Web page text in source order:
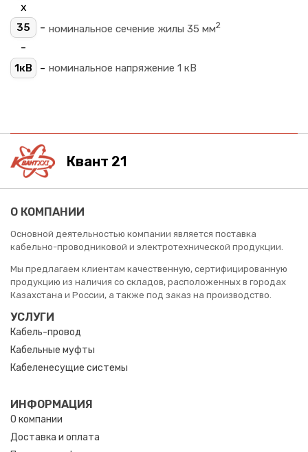
х
35 - номинальное сечение жилы 35 мм2
-
1кВ - номинальное напряжение 1 кВ
Квант 21
О КОМПАНИИ
Основной деятельностью компании является поставка
кабельно-проводниковой и электротехнической продукции.
Мы предлагаем клиентам качественную, сертифицированную
продукцию из наличия со складов, расположенных в городах
Казахстана и России, а также под заказ на производство.
УСЛУГИ
Кабель-провод
Кабельные муфты
Кабеленесущие системы
ИНФОРМАЦИЯ
О компании
Доставка и оплата